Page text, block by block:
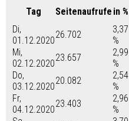
Tag Seitenaufrufe in %
Di,
01.12.2020
26.702
3,37
%
Mi,
02.12.2020
23.657
2,99
%
Do,
03.12.2020
20.082
2,54
%
Fr,
04.12.2020
23.403
2,96
%